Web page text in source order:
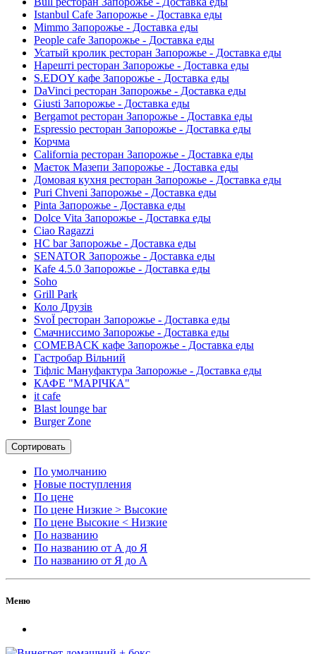
Istanbul Cafe Запорожье - Доставка еды
Mimmo Запорожье - Доставка еды
People cafe Запорожье - Доставка еды
Усатый кролик ресторан Запорожье - Доставка еды
Нарешті ресторан Запорожье - Доставка еды
S.EDOY кафе Запорожье - Доставка еды
DaVinci ресторан Запорожье - Доставка еды
Giusti Запорожье - Доставка еды
Bergamot ресторан Запорожье - Доставка еды
Espressio ресторан Запорожье - Доставка еды
Корчма
California ресторан Запорожье - Доставка еды
Маєток Мазепи Запорожье - Доставка еды
Домовая кухня ресторан Запорожье - Доставка еды
Puri Chveni Запорожье - Доставка еды
Pinta Запорожье - Доставка еды
Dolce Vita Запорожье - Доставка еды
Ciao Ragazzi
HC bar Запорожье - Доставка еды
SENATOR Запорожье - Доставка еды
Kafe 4.5.0 Запорожье - Доставка еды
Soho
Grill Park
Коло Друзів
SvoЇ ресторан Запорожье - Доставка еды
Смачниссимо Запорожье - Доставка еды
COMEBACK кафе Запорожье - Доставка еды
Гастробар Вільний
Тіфліс Мануфактура Запорожье - Доставка еды
КАФЕ "МАРІЧКА"
it cafe
Blast lounge bar
Burger Zone
Сортировать
По умолчанию
Новые поступления
По цене
По цене Низкие > Высокие
По цене Высокие < Низкие
По названию
По названию от А до Я
По названию от Я до А
Меню